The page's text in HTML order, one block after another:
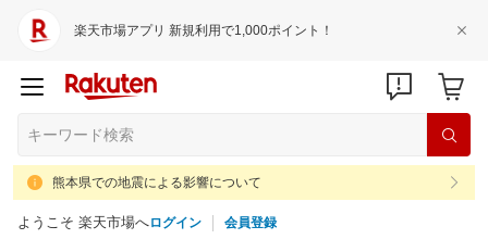
楽天市場アプリ 新規利用で1,000ポイント！
熊本県での地震による影響について
ようこそ 楽天市場へログイン 会員登録